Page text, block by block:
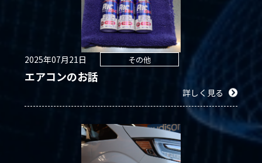
2025年07月21日 その他
エアコンのお話
詳しく見る